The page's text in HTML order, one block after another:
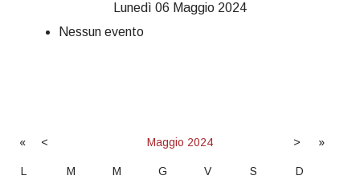
Lunedì 06 Maggio 2024
Nessun evento
« < Maggio 2024 > »
L M M G V S D